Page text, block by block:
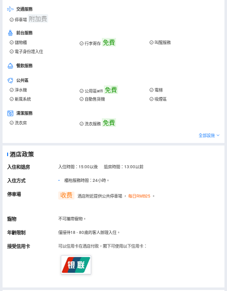
交通服務
停車場 附加费
前台服務
儲物櫃 行李寄存 免費
叫醒服務
電子身份證入住
餐飲服務
公共區
淨水機 公用區wifi 免費
電梯
新風系統
自動售貨機 吸煙區
清潔服務
洗衣房 洗衣服務 免費
全部設施
酒店政策
入住和退房 入住時間：15:00以後 退房時間：13:00以前
入住方式 櫃枱服務時間：24小時。
停車場 收费 酒店附近提供公共停車場 ， 每日RMB25 。
寵物 不可攜帶寵物。
年齡限制 僅接待18 - 80歲的客人辦理入住。
接受信用卡 可以信用卡在酒店付款，閣下可使用以下信用卡：